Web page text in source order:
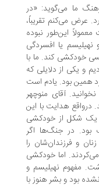
می‌گوید: «در
تقریباً،
این‌طور نبوده
یا افسردگی
کند. ما با
از دلایلی که
بود. یادم است
آقای منوچهر
هدایت با این
از خودکشی
جنگ‌ها اگر
را
اما خودکشی
نهیلیسم و
و بشر هنوز با